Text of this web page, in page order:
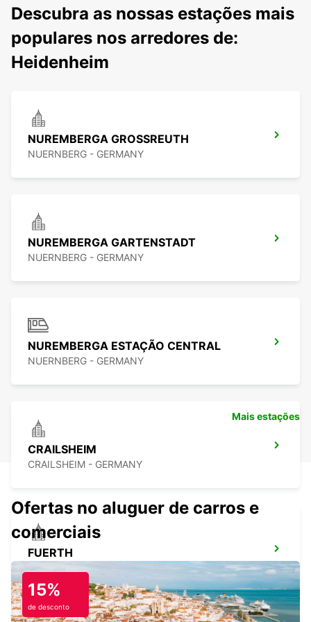
Descubra as nossas estações mais
populares nos arredores de:
Heidenheim
NUREMBERGA GROSSREUTH
NUERNBERG - GERMANY
NUREMBERGA GARTENSTADT
NUERNBERG - GERMANY
NUREMBERGA ESTAÇÃO CENTRAL
NUERNBERG - GERMANY
CRAILSHEIM
CRAILSHEIM - GERMANY
FUERTH
FUERTH - GERMANY
Mais estações
Ofertas no aluguer de carros e
comerciais
15%
de desconto